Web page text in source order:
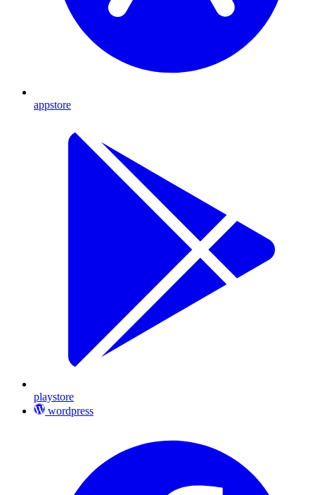
appstore
playstore
wordpress